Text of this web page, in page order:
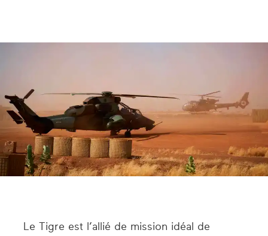
Le Tigre est l’allié de mission idéal de